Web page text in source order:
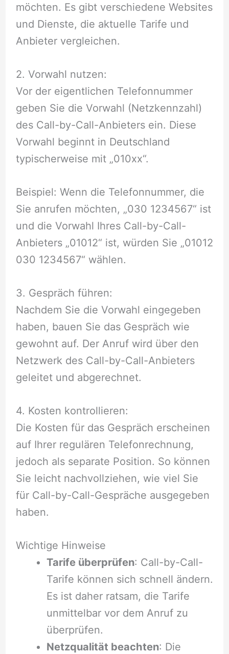
möchten. Es gibt verschiedene Websites
und Dienste, die aktuelle Tarife und
Anbieter vergleichen.
2. Vorwahl nutzen:
Vor der eigentlichen Telefonnummer
geben Sie die Vorwahl (Netzkennzahl)
des Call-by-Call-Anbieters ein. Diese
Vorwahl beginnt in Deutschland
typischerweise mit „010xx“.
Beispiel: Wenn die Telefonnummer, die
Sie anrufen möchten, „030 1234567“ ist
und die Vorwahl Ihres Call-by-Call-
Anbieters „01012“ ist, würden Sie „01012
030 1234567“ wählen.
3. Gespräch führen:
Nachdem Sie die Vorwahl eingegeben
haben, bauen Sie das Gespräch wie
gewohnt auf. Der Anruf wird über den
Netzwerk des Call-by-Call-Anbieters
geleitet und abgerechnet.
4. Kosten kontrollieren:
Die Kosten für das Gespräch erscheinen
auf Ihrer regulären Telefonrechnung,
jedoch als separate Position. So können
Sie leicht nachvollziehen, wie viel Sie
für Call-by-Call-Gespräche ausgegeben
haben.
Wichtige Hinweise
Tarife überprüfen: Call-by-Call-
Tarife können sich schnell ändern.
Es ist daher ratsam, die Tarife
unmittelbar vor dem Anruf zu
überprüfen.
Netzqualität beachten: Die